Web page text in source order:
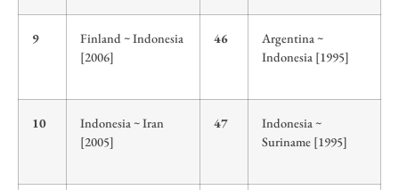
9
Finland ~ Indonesia
[2006]
46
Argentina ~
Indonesia [1995]
10
Indonesia ~ Iran
[2005]
47
Indonesia ~
Suriname [1995]